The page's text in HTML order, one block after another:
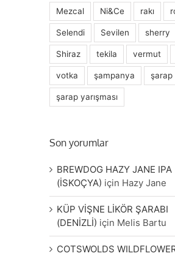
Mezcal Ni&Ce rakı
Selendi Sevilen sherry
Shiraz tekila vermut
votka şampanya şarap
şarap yarışması
Son yorumlar
BREWDOG HAZY JANE IPA
(İSKOÇYA) için Hazy Jane
KÜP VİŞNE LİKÖR ŞARABI
(DENİZLİ) için Melis Bartu
COTSWOLDS